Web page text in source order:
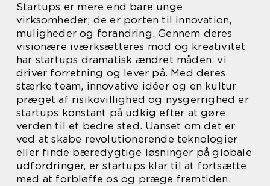
Startups er mere end bare unge
virksomheder; de er porten til innovation,
muligheder og forandring. Gennem deres
visionære iværksætteres mod og kreativitet
har startups dramatisk ændret måden, vi
driver forretning og lever på. Med deres
stærke team, innovative idéer og en kultur
præget af risikovillighed og nysgerrighed er
startups konstant på udkig efter at gøre
verden til et bedre sted. Uanset om det er
ved at skabe revolutionerende teknologier
eller finde bæredygtige løsninger på globale
udfordringer, er startups klar til at fortsætte
med at forbløffe os og præge fremtiden.